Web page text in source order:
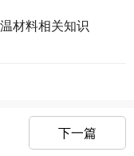
下一篇